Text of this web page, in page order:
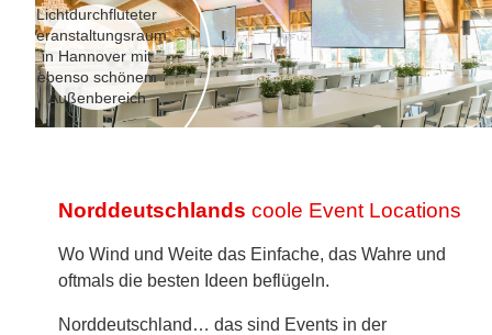
Lichtdurchfluteter
Veranstaltungsraum
in Hannover mit
ebenso schönem
Außenbereich
Norddeutschlands coole Event Locations
Wo Wind und Weite das Einfache, das Wahre und
oftmals die besten Ideen beflügeln.
Norddeutschland… das sind Events in der